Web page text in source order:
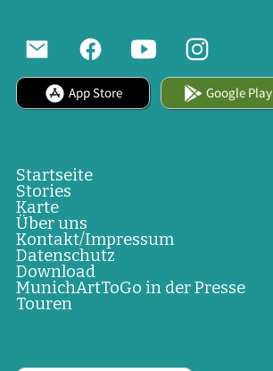
App Store Google Play
Startseite
Stories
Karte
Über uns
Kontakt/Impressum
Datenschutz
Download
MunichArtToGo in der Presse
Touren